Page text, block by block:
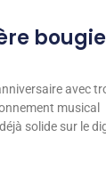
bougie
avec
musical
solide sur le